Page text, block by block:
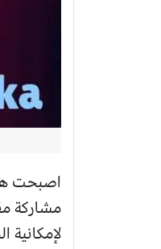
اصبحت
مشاركة